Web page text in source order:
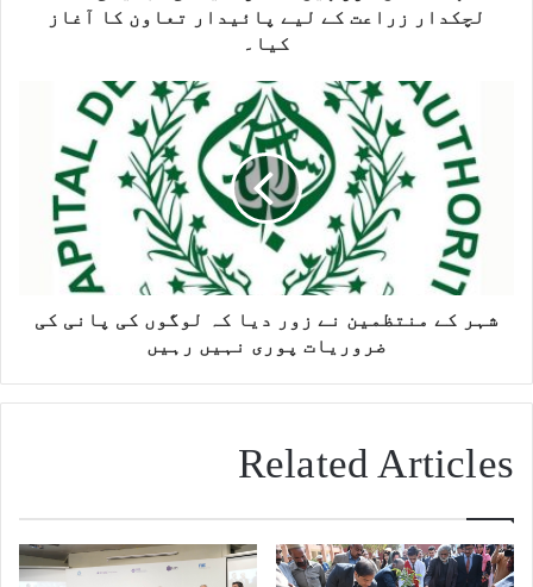
لچکدار زراعت کے لیے پائیدار تعاون کا آغاز
کیا۔
شہر کے منتظمین نے زور دیا کہ لوگوں کی پانی کی
ضروریات پوری نہیں رہیں
Related Articles